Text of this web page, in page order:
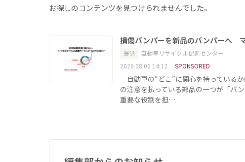
お探しのコンテンツを見つけられませんでした。
損傷バンパーを新品のバンパーへ
提供
自動車リサイクル促進センター
2026.08.06 14:12
SPONSORED
自動車の“どこ”に関心を持っている
の注意を払っている部品の一つが「バ
重要な役割を担…